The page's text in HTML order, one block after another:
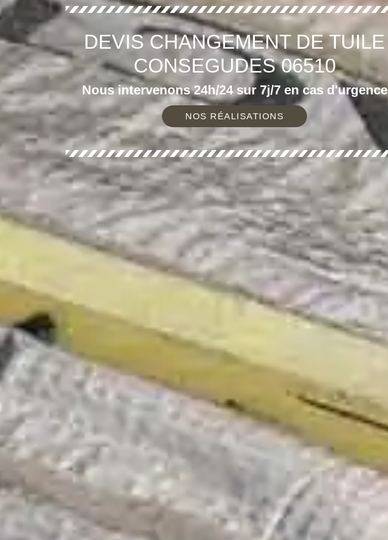
DEVIS CHANGEMENT DE TUILE
CONSEGUDES 06510
Nous intervenons 24h/24 sur 7j/7 en cas d'urgence
NOS RÉALISATIONS